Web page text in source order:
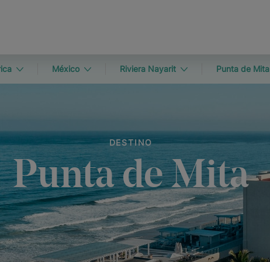
México Riviera Nayarit Punta de Mita
DESTINO
Punta de Mita